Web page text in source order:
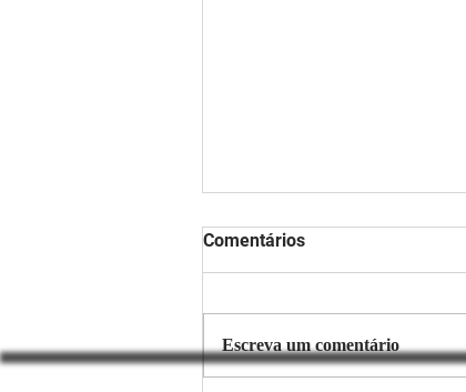
Comentários
Escreva um comentário